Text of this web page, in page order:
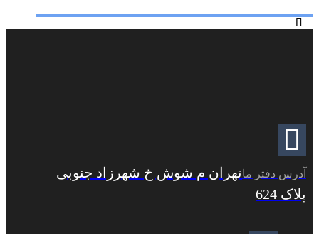
آدرس دفتر ماتهران م شوش خ شهرزاد جنوبی
پلاک 624